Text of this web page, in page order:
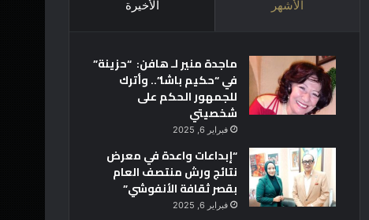
الأشهر الأخيرة
ماجدة منير لـ هافن: “حزينة”
في “حكيم باشا”.. وأترك
للجمهور الحكم على
شخصيتي
فبراير 6, 2025
“إبداعات واعدة في معرض
نتائج ورش منتصف العام
بقصر ثقافة الأنفوشي”
فبراير 6, 2025